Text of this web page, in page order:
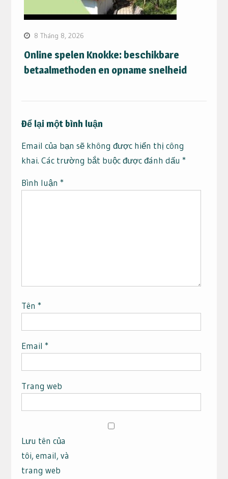
8 Tháng 8, 2026
Online spelen Knokke: beschikbare
betaalmethoden en opname snelheid
Để lại một bình luận
Email của bạn sẽ không được hiển thị công
khai. Các trường bắt buộc được đánh dấu *
Bình luận *
Tên *
Email *
Trang web
Lưu tên của
tôi, email, và
trang web